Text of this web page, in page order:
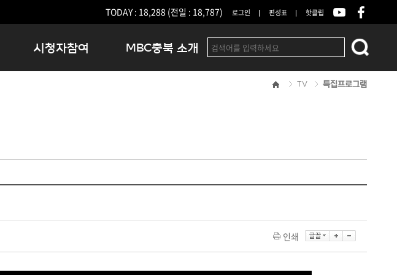
TODAY : 18,288 (전일 : 18,787) 로그인 편성표 핫클립
시청자참여 MBC충북 소개
오시는길
TV 특집프로그램
인쇄